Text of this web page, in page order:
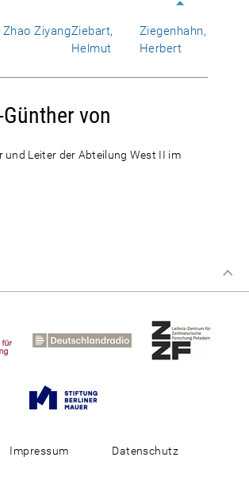
Zhao ZiyangZiebart,
Helmut
Ziegenhahn,
Herbert
von
Leiter der Abteilung West II im
Impressum Datenschutz